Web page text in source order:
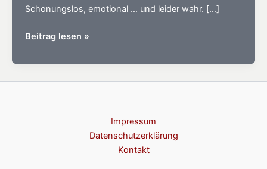
Schonungslos, emotional … und leider wahr. […]
SUIZID
Roman
erscheint
Beitrag lesen »
Impressum
Datenschutzerklärung
Kontakt